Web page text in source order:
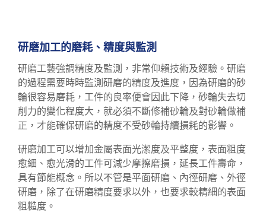
研磨加工的磨耗、精度與監測
研磨工藝強調精度及監測，非常仰賴技術及經驗。研磨
的過程需要時時監測研磨的精度及進度，因為研磨的砂
輪很容易磨耗，工件的良率便會因此下降，砂輪失去切
削力的變化程度大，就必須不斷修補砂輪及對砂輪做補
正，才能確保研磨的精度不受砂輪持續損耗的影響。
研磨加工可以增加金屬表面光潔度及平整度，表面粗度
愈細、愈光滑的工件可減少摩擦磨損，延長工件壽命，
具有節能概念。所以不管是平面研磨、內徑研磨、外徑
研磨，除了在研磨精度要求以外，也要求較精細的表面
粗糙度。